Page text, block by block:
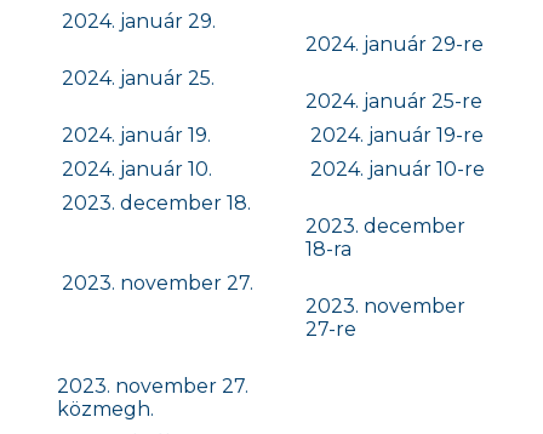
2024. január 29.
2024. január 29-re
2024. január 25.
2024. január 25-re
2024. január 19.
2024. január 19-re
2024. január 10.
2024. január 10-re
2023. december 18.
2023. december
18-ra
2023. november 27.
2023. november
27-re
2023. november 27.
közmegh.